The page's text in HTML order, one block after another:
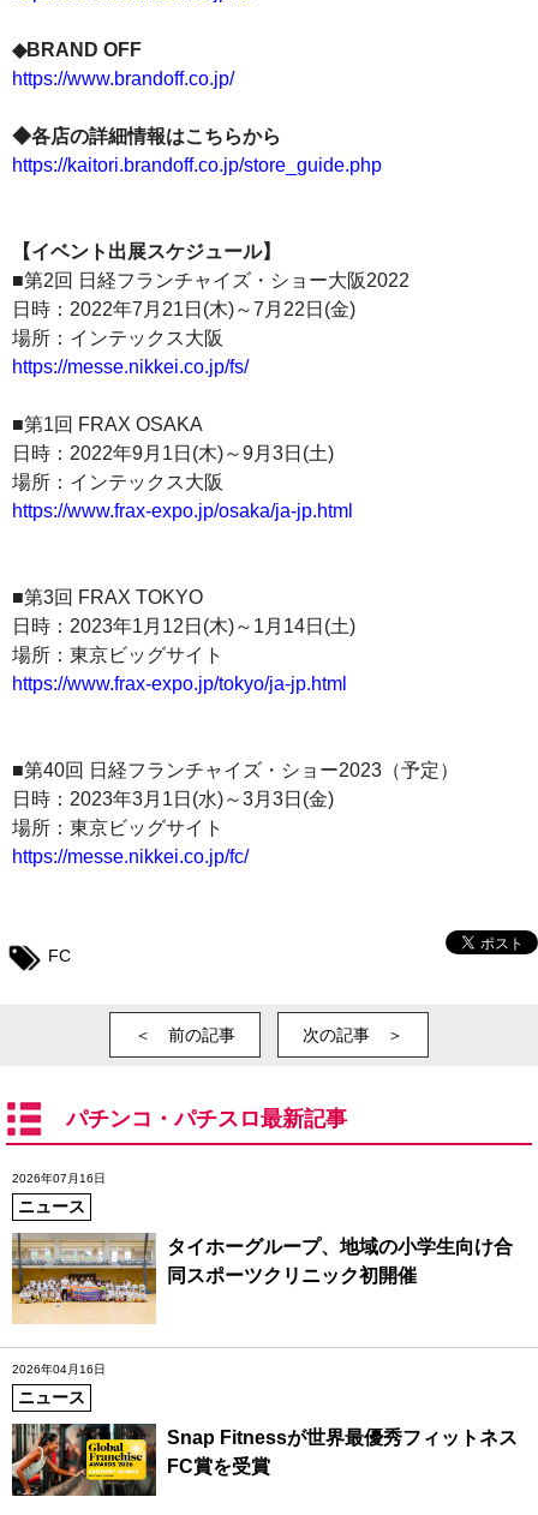
◆BRAND OFF
https://www.brandoff.co.jp/
◆各店の詳細情報はこちらから
https://kaitori.brandoff.co.jp/store_guide.php
【イベント出展スケジュール】
■第2回 日経フランチャイズ・ショー大阪2022
日時：2022年7月21日(木)～7月22日(金)
場所：インテックス大阪
https://messe.nikkei.co.jp/fs/
■第1回 FRAX OSAKA
日時：2022年9月1日(木)～9月3日(土)
場所：インテックス大阪
https://www.frax-expo.jp/osaka/ja-jp.html
■第3回 FRAX TOKYO
日時：2023年1月12日(木)～1月14日(土)
場所：東京ビッグサイト
https://www.frax-expo.jp/tokyo/ja-jp.html
■第40回 日経フランチャイズ・ショー2023（予定）
日時：2023年3月1日(水)～3月3日(金)
場所：東京ビッグサイト
https://messe.nikkei.co.jp/fc/
FC
＜ 前の記事 次の記事 ＞
パチンコ・パチスロ最新記事
2026年07月16日
ニュース
タイホーグループ、地域の小学生向け合
同スポーツクリニック初開催
2026年04月16日
ニュース
Snap Fitnessが世界最優秀フィットネス
FC賞を受賞